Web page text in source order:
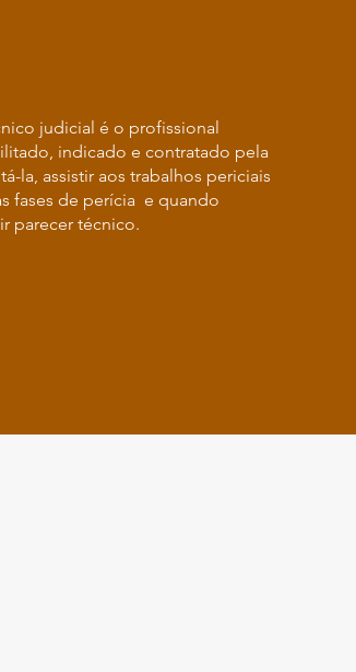
judicial é o profissional
indicado e contratado pela
la, assistir aos trabalhos periciais
fases de perícia e quando
parecer técnico.